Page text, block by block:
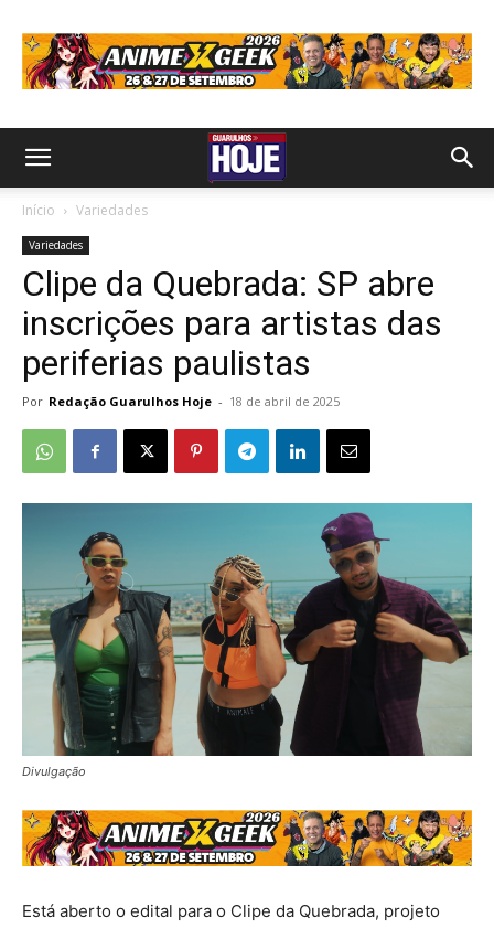
Início Variedades
Variedades
Clipe da Quebrada: SP abre
inscrições para artistas das
periferias paulistas
Por Redação Guarulhos Hoje - 18 de abril de 2025
Divulgação
Está aberto o edital para o Clipe da Quebrada, projeto